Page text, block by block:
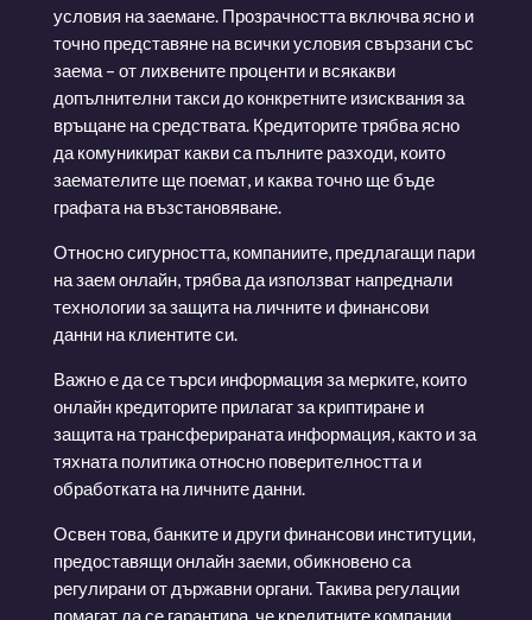
условия на заемане. Прозрачността включва ясно и
точно представяне на всички условия свързани със
заема – от лихвените проценти и всякакви
допълнителни такси до конкретните изисквания за
връщане на средствата. Кредиторите трябва ясно
да комуникират какви са пълните разходи, които
заемателите ще поемат, и каква точно ще бъде
графата на възстановяване.
Относно сигурността, компаниите, предлагащи пари
на заем онлайн, трябва да използват напреднали
технологии за защита на личните и финансови
данни на клиентите си.
Важно е да се търси информация за мерките, които
онлайн кредиторите прилагат за криптиране и
защита на трансферираната информация, както и за
тяхната политика относно поверителността и
обработката на личните данни.
Освен това, банките и други финансови институции,
предоставящи онлайн заеми, обикновено са
регулирани от държавни органи. Такива регулации
помагат да се гарантира, че кредитните компании